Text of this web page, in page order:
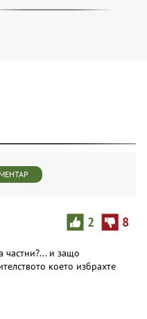
2 8
частни?... и защо
което избрахте